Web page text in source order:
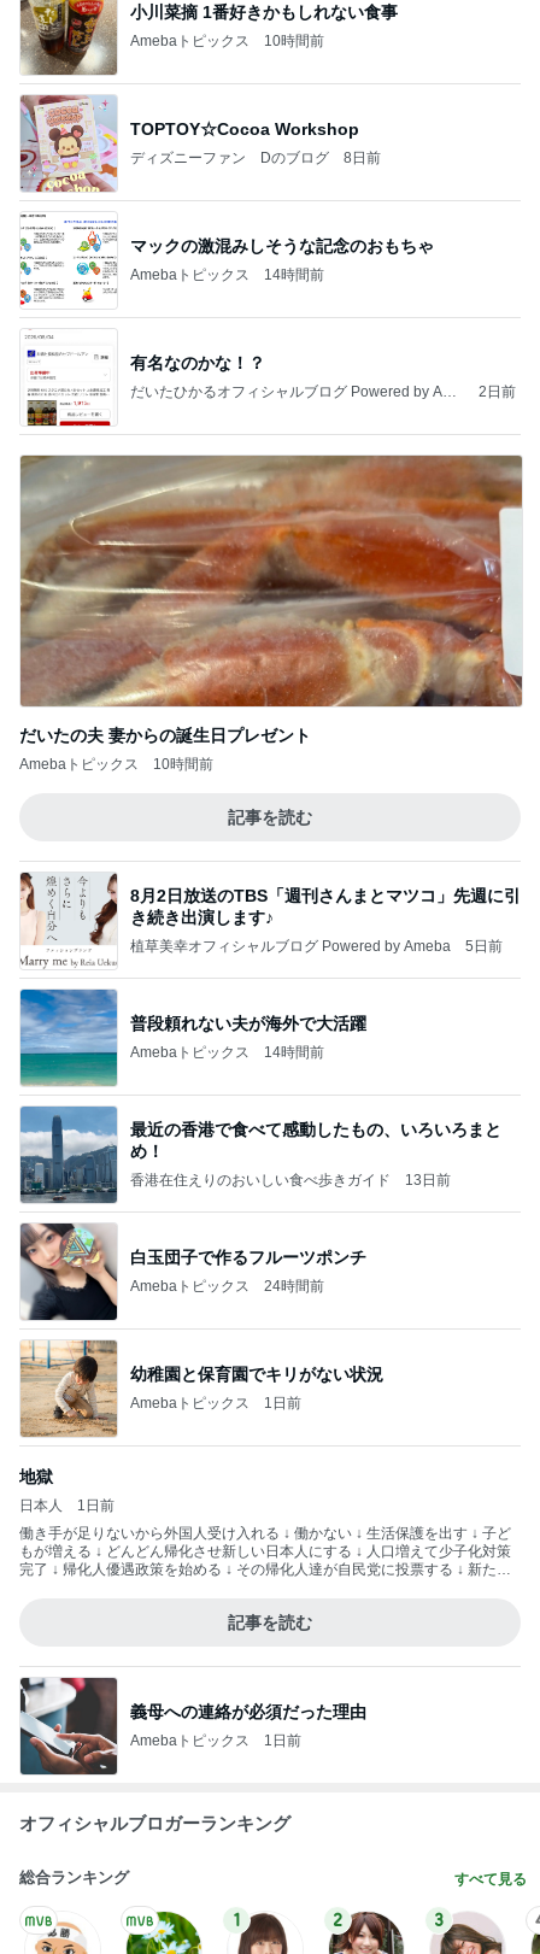
小川菜摘 1番好きかもしれない食事
Amebaトピックス 10時間前
TOPTOY☆Cocoa Workshop
ディズニーファン Dのブログ 8日前
マックの激混みしそうな記念のおもちゃ
Amebaトピックス 14時間前
有名なのかな！？
だいたひかるオフィシャルブログ Powered by Ame
2日前
だいたの夫 妻からの誕生日プレゼント
Amebaトピックス 10時間前
記事を読む
8月2日放送のTBS「週刊さんまとマツコ」先週に引
き続き出演します♪
植草美幸オフィシャルブログ Powered by Ameba 5日前
普段頼れない夫が海外で大活躍
Amebaトピックス 14時間前
最近の香港で食べて感動したもの、いろいろまと
め！
香港在住えりのおいしい食べ歩きガイド 13日前
白玉団子で作るフルーツポンチ
Amebaトピックス 24時間前
幼稚園と保育園でキリがない状況
Amebaトピックス 1日前
地獄
日本人
1日前
働き手が足りないから外国人受け入れる ↓ 働かない ↓ 生活保護を出す ↓ 子ど
もが増える ↓ どんどん帰化させ新しい日本人にする ↓ 人口増えて少子化対策
完了 ↓ 帰化人優遇政策を始める ↓ その帰化人達が自民党に投票する ↓ 新たな
記事を読む
義母への連絡が必須だった理由
Amebaトピックス 1日前
オフィシャルブロガーランキング
総合ランキング すべて見る
1 2 3